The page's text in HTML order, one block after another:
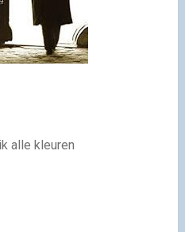
alle kleuren